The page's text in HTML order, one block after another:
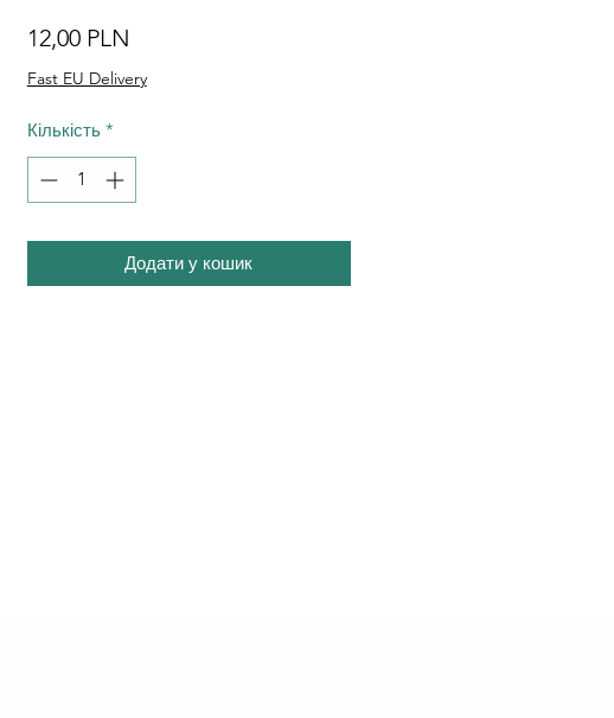
12,00 PLN
Fast EU Delivery
Кількість *
Додати у кошик